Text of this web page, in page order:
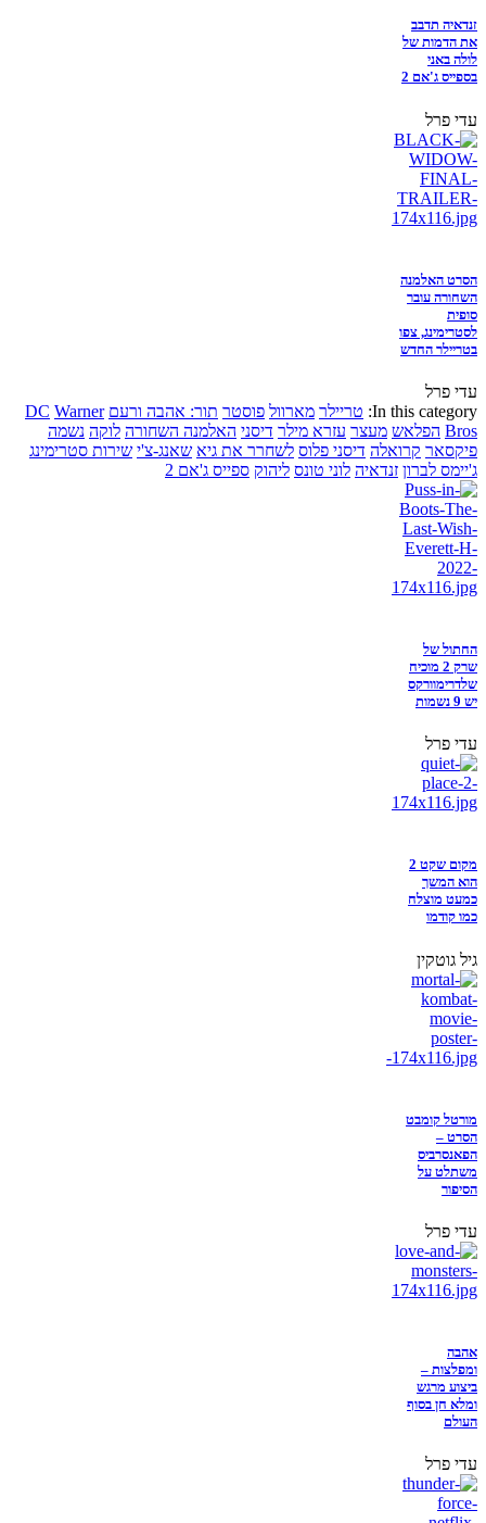
זנדאיה תדבב
את הדמות של
לולה באני
בספייס ג'אם 2
עדי פרל
הסרט האלמנה
השחורה עובר
סופית
לסטרימינג, צפו
בטריילר החדש
עדי פרל
In this category: טריילר מארוול פוסטר תור: אהבה ורעם DC Warner
Bros הפלאש מעצר עזרא מילר דיסני האלמנה השחורה לוקה נשמה
פיקסאר קרואלה דיסני פלוס לשחרר את גיא שאנג-צ'י שירות סטרימינג
ג'יימס לברון זנדאיה לוני טונס ליהוק ספייס ג'אם 2
החתול של
שרק 2 מוכיח
שלדרימוורקס
יש 9 נשמות
עדי פרל
מקום שקט 2
הוא המשך
כמעט מוצלח
כמו קודמו
גיל גוטקין
מורטל קומבט
הסרט –
הפאנסרביס
משתלט על
הסיפור
עדי פרל
אהבה
ומפלצות –
ביצוע מרגש
ומלא חן בסוף
העולם
עדי פרל